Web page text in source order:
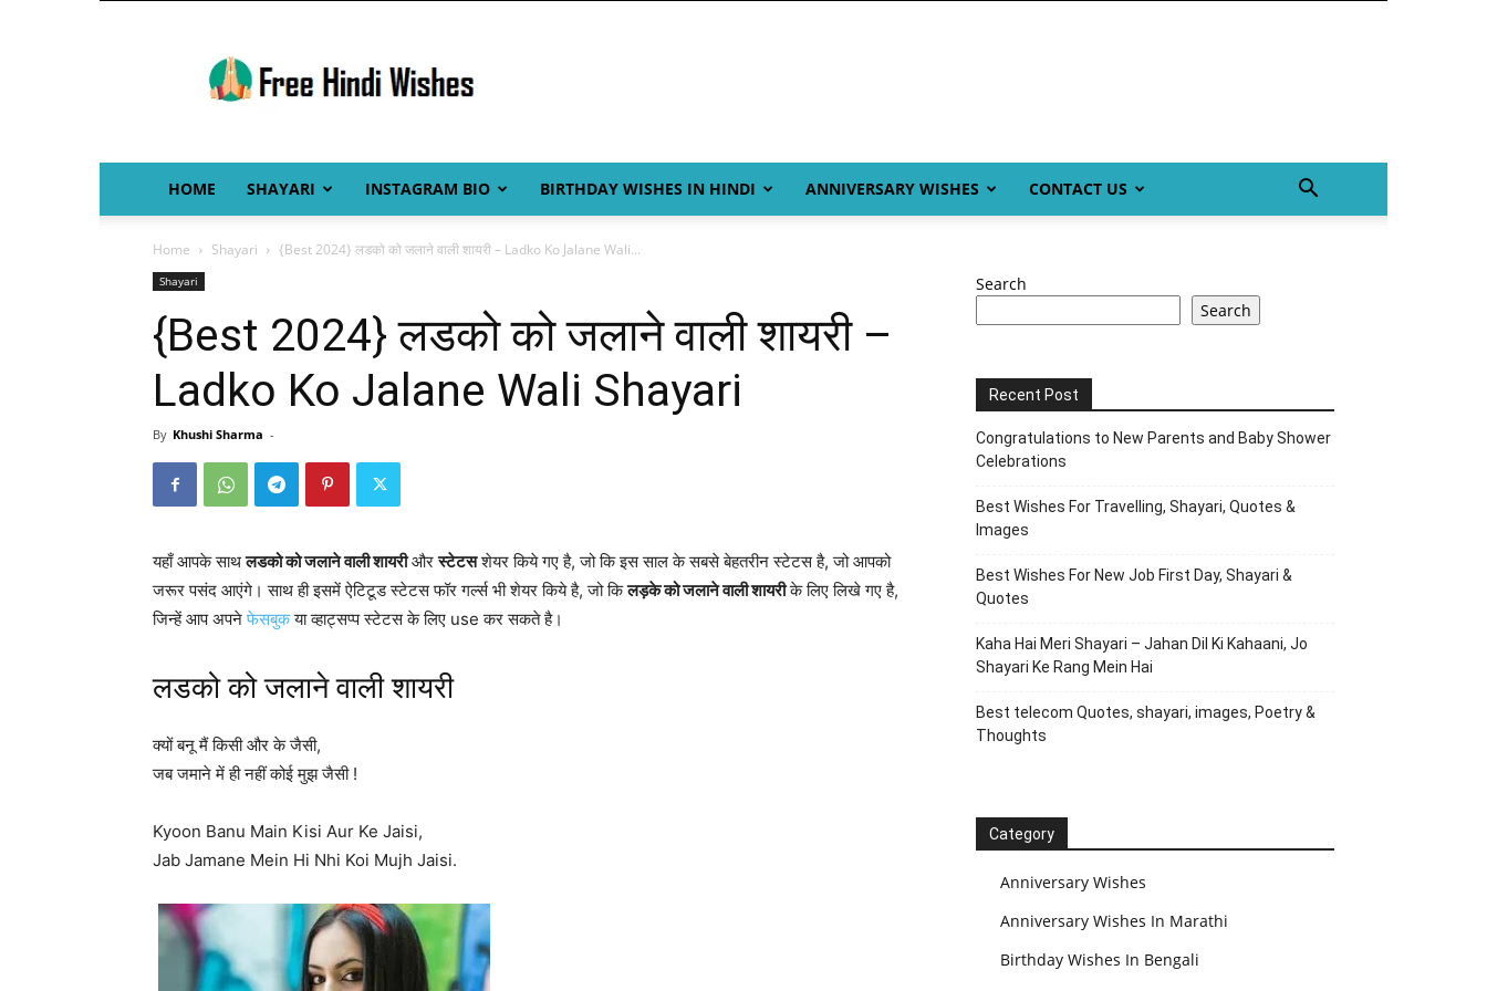
Hindi
Wishes
HOME SHAYARI INSTAGRAM BIO BIRTHDAY WISHES IN HINDI ANNIVERSARY WISHES CONTACT US
Home Shayari {Best 2024} लडको को जलाने वाली शायरी – Ladko Ko Jalane Wali...
Shayari
{Best 2024} लडको को जलाने वाली शायरी –
Ladko Ko Jalane Wali Shayari
By Khushi Sharma -
यहाँ आपके साथलडको को जलाने वाली शायरीऔरस्टेटसशेयर किये गए है, जो कि इस साल के सबसे बेहतरीन स्टेटस है, जो आपको
जरूर पसंद आएंगे। साथ ही इसमें ऐटिटूड स्टेटस फॉर गर्ल्स भी शेयर किये है, जो किलड़केको जलाने वाली शायरीके लिए लिखे गए है,
जिन्हें आप अपनेफेसबुकया व्हाट्सप्प स्टेटस के लिए use कर सकते है।
लडको को जलाने वाली शायरी
क्यों बनू मैं किसी और के जैसी,
जब जमाने में ही नहीं कोई मुझ जैसी !
Kyoon Banu Main Kisi Aur Ke Jaisi,
Jab Jamane Mein Hi Nhi Koi Mujh Jaisi.
Search
Search
Recent Post
Congratulations to New Parents and Baby Shower
Celebrations
Best Wishes For Travelling, Shayari, Quotes &
Images
Best Wishes For New Job First Day, Shayari &
Quotes
Kaha Hai Meri Shayari – Jahan Dil Ki Kahaani, Jo
Shayari Ke Rang Mein Hai
Best telecom Quotes, shayari, images, Poetry &
Thoughts
Category
Anniversary Wishes
Anniversary Wishes In Marathi
Birthday Wishes In Bengali